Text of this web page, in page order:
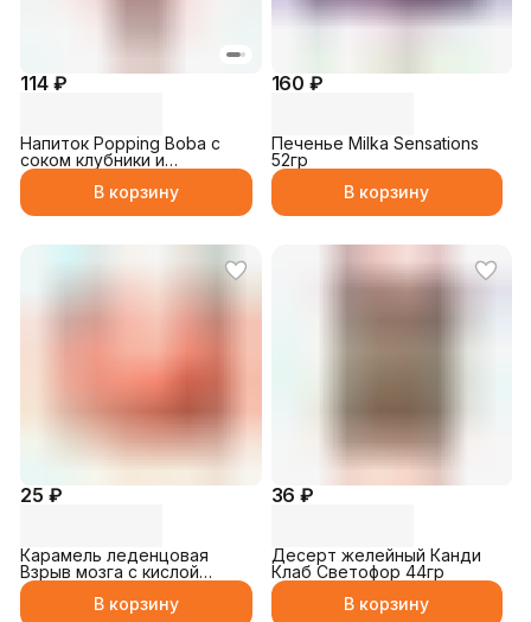
114 ₽
Напиток Popping Boba с
соком клубники и
Шариками 250мл
В корзину
160 ₽
Печенье Milka Sensations
52гр
В корзину
25 ₽
Карамель леденцовая
Взрыв мозга с кислой
пудрой 10гр
В корзину
36 ₽
Десерт желейный Канди
Клаб Светофор 44гр
В корзину